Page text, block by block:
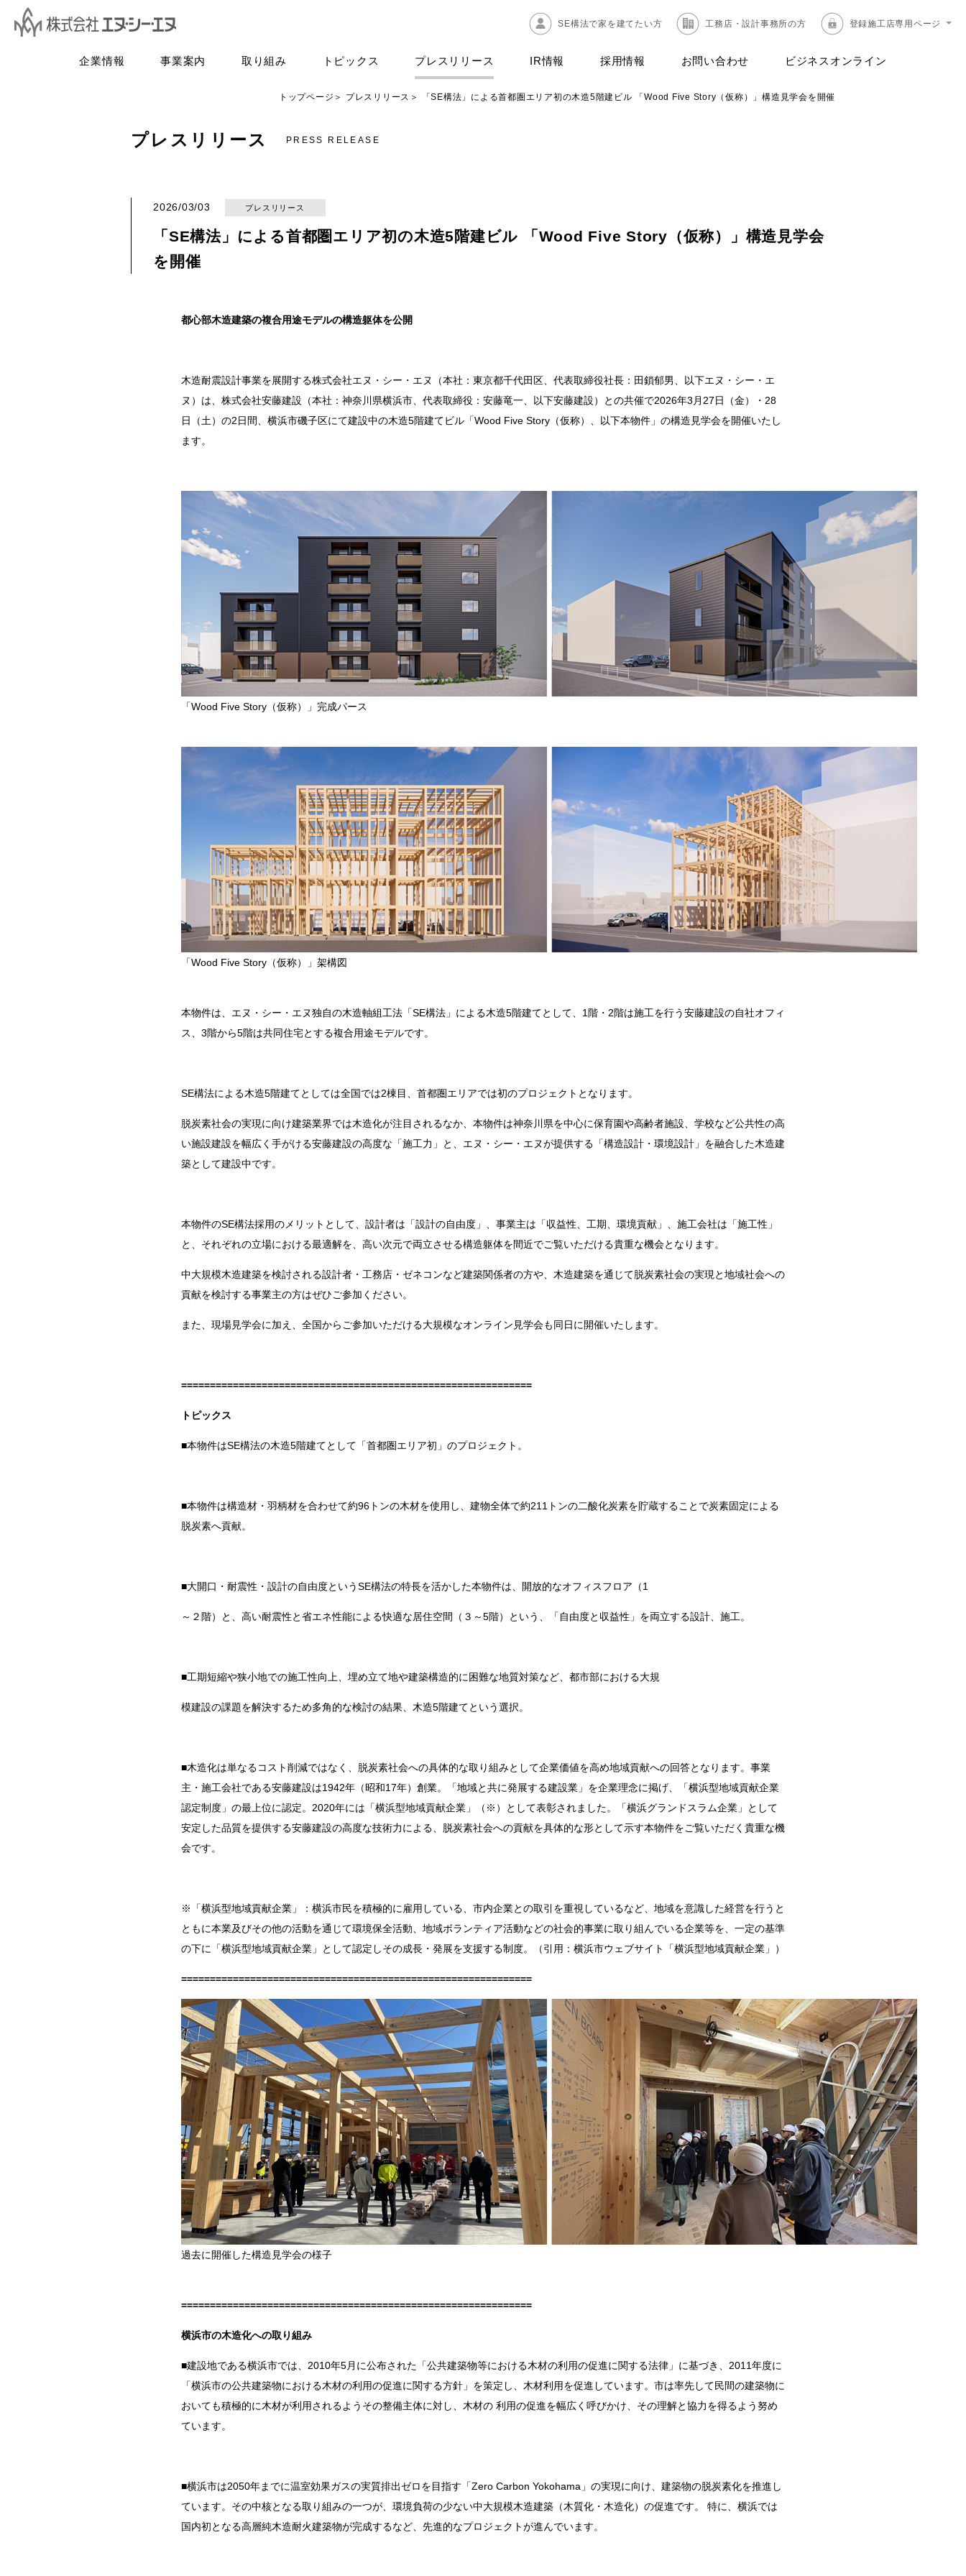
企業情報 事業案内 取り組み トピックス プレスリリース IR情報 採用情報 お問い合わせ ビジネスオンライン
SE構法で家を建てたい方 工務店・設計事務所の方 登録施工店専用ページ
トップページ プレスリリース 「SE構法」による首都圏エリア初の木造5階建ビル 「Wood Five Story（仮称）」構造見学会を開催
プレスリリース PRESS RELEASE
2026/03/03 プレスリリース
「SE構法」による首都圏エリア初の木造5階建ビル 「Wood Five Story（仮称）」構造見学会
を開催
都心部木造建築の複合用途モデルの構造躯体を公開
木造耐震設計事業を展開する株式会社エヌ・シー・エヌ（本社：東京都千代田区、代表取締役社長：田鎖郁男、以下エヌ・シー・エ
ヌ）は、株式会社安藤建設（本社：神奈川県横浜市、代表取締役：安藤竜一、以下安藤建設）との共催で2026年3 月 27日（金）・ 28
日（土）の2日間、横浜市磯子区にて建設中の木造5階建てビル「Wood Five Story （仮称）、以下本物件」の構造見学会を開催いたし
ます。
「Wood Five Story（仮称）」完成パース
「Wood Five Story（仮称）」架構図
本物件は、エヌ・シー・エヌ独自の木造軸組工法「SE構法」による木造5階建てとして、 1 階・ 2階は施工を行う安藤建設の自社オフィ
ス、 3階から5階は共同住宅とする複合用途モデルです。
SE構法による木造5階建てとしては全国では2棟目、首都圏エリアでは初のプロジェクトとなります。
脱炭素社会の実現に向け建築業界では木造化が注目されるなか、本物件は神奈川県を中心に保育園や高齢者施設、学校など公共性の高
い施設建設を幅広く手がける安藤建設の高度な「施工力」と、エヌ・シー・エヌが提供する「構造設計・環境設計」を融合した木造建
築として建設中です。
本物件のSE構法採用のメリットとして、設計者は「設計の自由度」、事業主は「収益性、工期、環境貢献」、施工会社は「施工性」
と、それぞれの立場における最適解を、高い次元で両立させる構造躯体を間近でご覧いただける貴重な機会となります。
中大規模木造建築を検討される設計者・工務店・ゼネコンなど建築関係者の方や、木造建築を通じて脱炭素社会の実現と地域社会への
貢献を検討する事業主の方はぜひご参加ください。
また、現場見学会に加え、全国からご参加いただける大規模なオンライン見学会も同日に開催いたします。
=============================================================
トピックス
■本物件はSE構法の木造5階建てとして「首都圏エリア初」のプロジェクト。
■本物件は構造材・羽柄材を合わせて約96 トンの木材を使用し、建物全体で約211 トンの二酸化炭素を貯蔵することで炭素固定による
脱炭素へ貢献。
■大開口・耐震性・設計の自由度というSE構法の特長を活かした本物件は、開放的なオフィスフロア（1
～２階）と、高い耐震性と省エネ性能による快適な居住空間（３～5階）という、「自由度と収益性」を両立する設計、施工。
■工期短縮や狭小地での施工性向上、埋め立て地や建築構造的に困難な地質対策など、都市部における大規
模建設の課題を解決するため多角的な検討の結果、木造5階建てという選択。
■木造化は単なるコスト削減ではなく、脱炭素社会への具体的な取り組みとして企業価値を高め地域貢献への回答となります。事業
主・施工会社である安藤建設は1942年（昭和17年）創業。「地域と共に発展する建設業」を企業理念に掲げ、「横浜型地域貢献企業
認定制度」の最上位に認定。 2020年には「横浜型地域貢献企業」（ ※ ）として表彰されました。「横浜グランドスラム企業」として
安定した品質を提供する安藤建設の高度な技術力による、脱炭素社会への貢献を具体的な形として示す本物件をご覧いただく貴重な機
会です。
※「横浜型地域貢献企業」：横浜市民を積極的に雇用している、市内企業との取引を重視しているなど、地域を意識した経営を行うと
ともに本業及びその他の活動を通じて環境保全活動、地域ボランティア活動などの社会的事業に取り組んでいる企業等を、一定の基準
の下に「横浜型地域貢献企業」として認定しその成長・発展を支援する制度。（引用：横浜市ウェブサイト「横浜型地域貢献企業」）
=============================================================
過去に開催した構造見学会の様子
=============================================================
横浜市の木造化への取り組み
■建設地である横浜市では、 2010年5月に公布された「公共建築物等における木材の利用の促進に関する法律」に基づき、 2011年度に
「横浜市の公共建築物における木材の利用の促進に関する方針」を策定し、木材利用を促進しています。市は率先して民間の建築物に
おいても積極的に木材が利用されるようその整備主体に対し、木材の 利用の促進を幅広く呼びかけ、その理解と協力を得るよう努め
ています。
■横浜市は2050年までに温室効果ガスの実質排出ゼロを目指す「Zero Carbon Yokohama 」の実現に向け、建築物の脱炭素化を推進し
ています。その中核となる取り組みの一つが、環境負荷の少ない中大規模木造建築（木質化・木造化）の促進です。
特に、横浜では
国内初となる高層純木造耐火建築物が完成するなど、先進的なプロジェクトが進んでいます。